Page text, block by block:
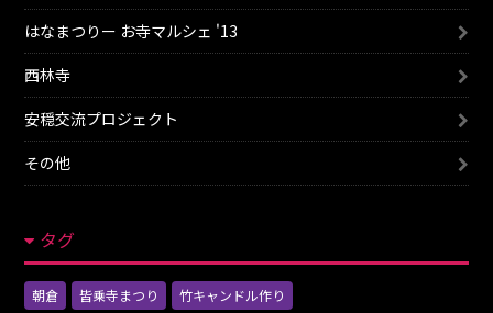
はなまつりー お寺マルシェ '13
西林寺
安穏交流プロジェクト
その他
タグ
朝倉 皆乗寺まつり 竹キャンドル作り